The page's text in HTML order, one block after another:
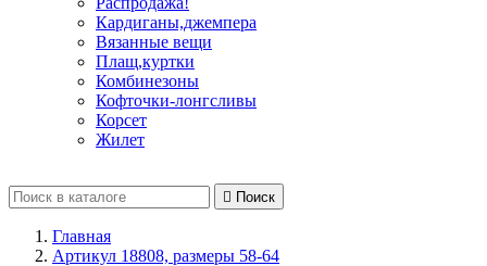
Кардиганы,джемпера
Вязанные вещи
Плащ,куртки
Комбинезоны
Кофточки-лонгсливы
Корсет
Жилет
 Поиск
Главная
Артикул 18808, размеры 58-64